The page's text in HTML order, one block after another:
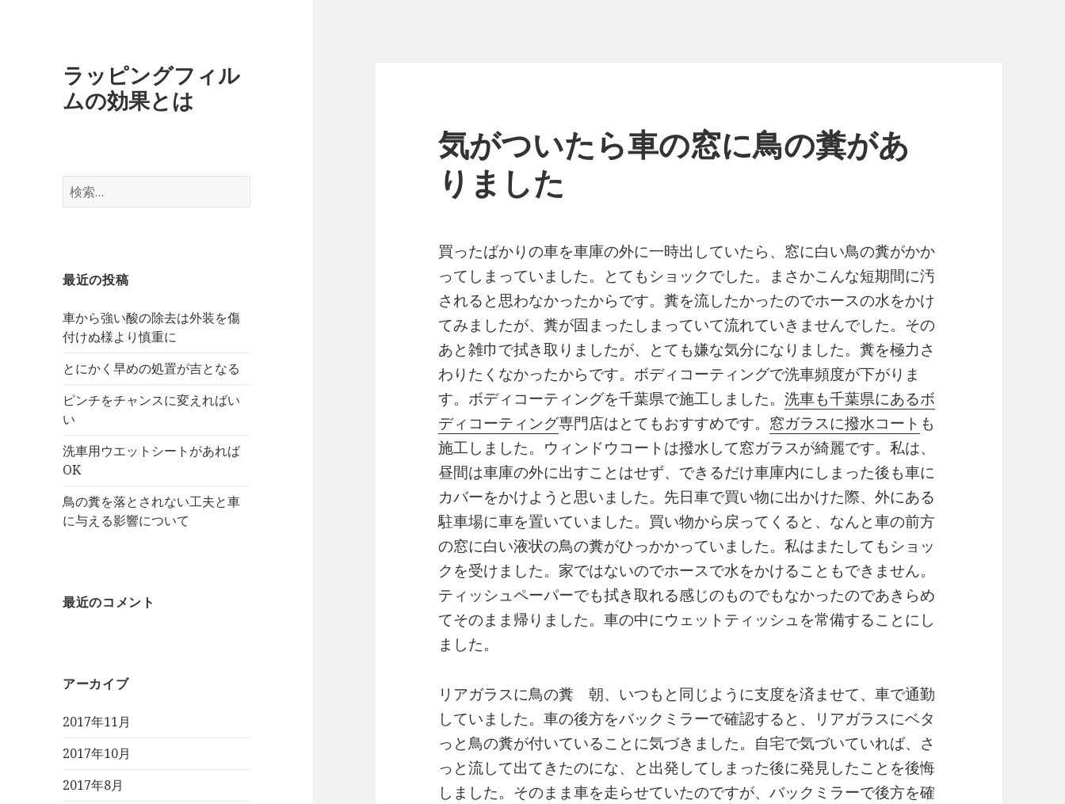
ラッピングフィル
ムの効果とは
検
索
最近の投稿
車から強い酸の除去は外装を傷
付けぬ様より慎重に
とにかく早めの処置が吉となる
ピンチをチャンスに変えればい
い
洗車用ウエットシートがあれば
OK
鳥の糞を落とされない工夫と車
に与える影響について
最近のコメント
アーカイブ
2017年11月
2017年10月
2017年8月
気がついたら車の窓に鳥の糞があ
りました
買ったばかりの車を車庫の外に一時出していたら、窓に白い鳥の糞がかか
ってしまっていました。とてもショックでした。まさかこんな短期間に汚
されると思わなかったからです。糞を流したかったのでホースの水をかけ
てみましたが、糞が固まったしまっていて流れていきませんでした。その
あと雑巾で拭き取りましたが、とても嫌な気分になりました。糞を極力さ
わりたくなかったからです。ボディコーティングで洗車頻度が下がりま
す。ボディコーティングを千葉県で施工しました。洗車も千葉県にあるボ
ディコーティング専門店はとてもおすすめです。 窓ガラスに撥水コート も
施工しました。ウィンドウコートは撥水して窓ガラスが綺麗です。私は、
昼間は車庫の外に出すことはせず、できるだけ車庫内にしまった後も車に
カバーをかけようと思いました。先日車で買い物に出かけた際、外にある
駐車場に車を置いていました。買い物から戻ってくると、なんと車の前方
の窓に白い液状の鳥の糞がひっかかっていました。私はまたしてもショッ
クを受けました。家ではないのでホースで水をかけることもできません。
ティッシュペーパーでも拭き取れる感じのものでもなかったのであきらめ
てそのまま帰りました。車の中にウェットティッシュを常備することにし
ました。
リアガラスに鳥の糞 朝、いつもと同じように支度を済ませて、車で通勤
していました。車の後方をバックミラーで確認すると、リアガラスにベタ
っと鳥の糞が付いていることに気づきました。自宅で気づいていれば、さ
っと流して出てきたのにな、と出発してしまった後に発見したことを後悔
しました。そのまま車を走らせていたのですが、バックミラーで後方を確